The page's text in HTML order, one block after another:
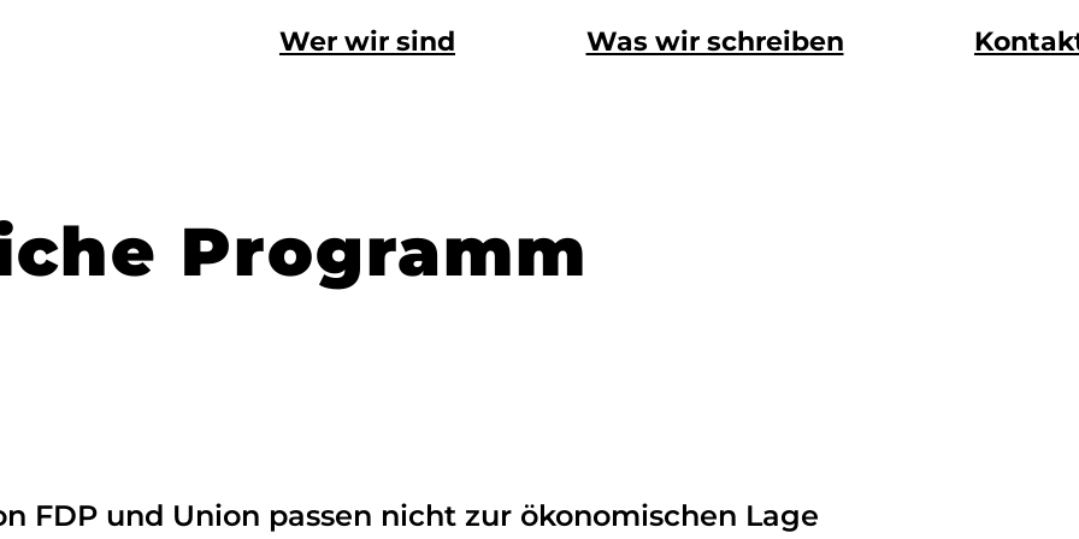
Wer wir sind Was wir schreiben
Programm
FDP und Union passen nicht zur ökonomischen Lage